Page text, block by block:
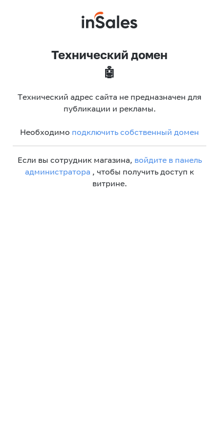
Технический домен
🤖
Технический адрес сайта не предназначен для
публикации и рекламы.
Необходимо подключить собственный домен
Если вы сотрудник магазина, войдите в панель
администратора , чтобы получить доступ к
витрине.